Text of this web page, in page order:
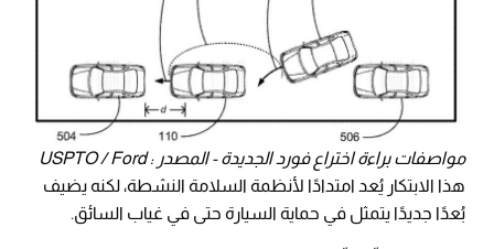
مواصفات براءة اختراع فورد الجديدة - المصدر : USPTO / Ford
هذا الابتكار يُعد امتدادًا لأنظمة السلامة النشطة، لكنه يضيف
بُعدًا جديدًا يتمثل في حماية السيارة حتى في غياب السائق.